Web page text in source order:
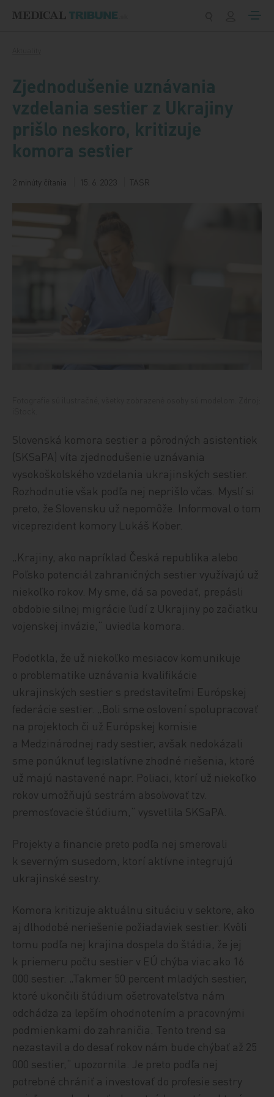
Zjednodušenie uznávania
vzdelania sestier z Ukrajiny
prišlo neskoro, kritizuje
komora sestier
2 minúty čítania 15. 6. 2023 TASR
Slovenská komora sestier a pôrodných asistentiek
(SKSaPA) víta zjednodušenie uznávania
vysokoškolského vzdelania ukrajinských sestier.
Rozhodnutie však podľa nej neprišlo včas. Myslí si
preto, že Slovensku už nepomôže. Informoval o tom
viceprezident komory Lukáš Kober.
„Krajiny, ako napríklad Česká republika alebo
Poľsko potenciál zahraničných sestier využívajú už
niekoľko rokov. My sme, dá sa povedať, prepásli
obdobie silnej migrácie ľudí z Ukrajiny po začiatku
vojenskej invázie,“ uviedla komora.
Podotkla, že už niekoľko mesiacov komunikuje
o problematike uznávania kvalifikácie
ukrajinských sestier s predstaviteľmi Európskej
federácie sestier. „Boli sme oslovení spolupracovať
na projektoch či už Európskej komisie
a Medzinárodnej rady sestier, avšak nedokázali
sme ponúknuť legislatívne zhodné riešenia, ktoré
už majú nastavené napr. Poliaci, ktorí už niekoľko
rokov umožňujú sestrám absolvovať tzv.
premosťovacie štúdium,“ vysvetlila SKSaPA.
Projekty a financie preto podľa nej smerovali
k severným susedom, ktorí aktívne integrujú
ukrajinské sestry.
Komora kritizuje aktuálnu situáciu v sektore, ako
aj dlhodobé neriešenie požiadaviek sestier. Kvôli
tomu podľa nej krajina dospela do štádia, že jej
k priemeru počtu sestier v EÚ chýba viac ako 16
000 sestier. „Takmer 50 percent mladých sestier,
ktoré ukončili štúdium ošetrovateľstva nám
odchádza za lepším ohodnotením a pracovnými
podmienkami do zahraničia. Tento trend sa
nezastavil a do desať rokov nám bude chýbať až 25
000 sestier,“ upozornila. Je preto podľa nej
potrebné chrániť a investovať do profesie sestry